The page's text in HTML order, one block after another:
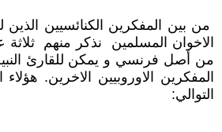
من بين المفكرين الكنائسيين
الاخوان المسلمين نذكر منهم
من أصل فرنسي و يمكن للقارئ
المفكرين الاوروبيين الاخرين.
التوالي: